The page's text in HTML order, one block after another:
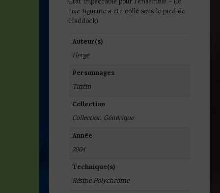
Etat impeccable pour l’ensemble – (le
fixe figurine a été collé sous le pied de
Haddock)
Auteur(s)
Hergé
Personnages
Tintin
Collection
Collection Générique
Année
2004
Technique(s)
Résine Polychrome